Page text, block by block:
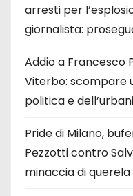
arresti per
giornalista:
Addio a Francesco
Viterbo: scompare
politica e
Pride di Milano,
Pezzotti contro
minaccia di querela